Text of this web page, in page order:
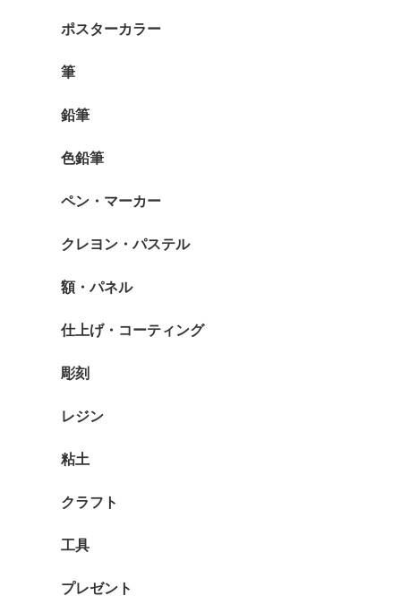
ポスターカラー
筆
鉛筆
色鉛筆
ペン・マーカー
クレヨン・パステル
額・パネル
仕上げ・コーティング
彫刻
レジン
粘土
クラフト
工具
プレゼント